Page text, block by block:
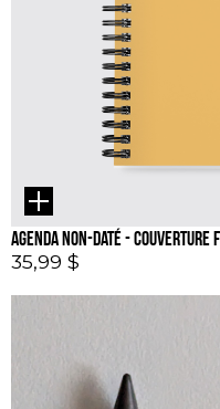
Agenda non-daté -
35,99 $